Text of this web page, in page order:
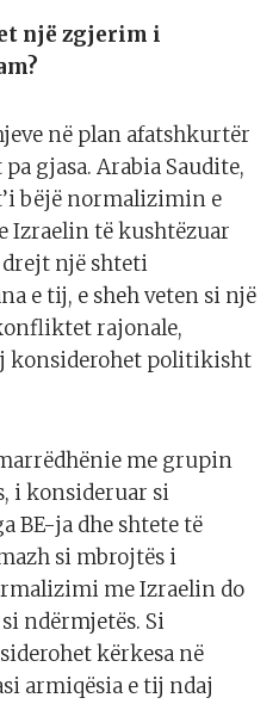
një zgjerim i
në plan afatshkurtër
gjasa. Arabia Saudite,
bëjë normalizimin e
Izraelin të kushtëzuar
një shteti
e tij, e sheh veten si një
rajonale,
konsiderohet politikisht
me grupin
i konsideruar si
BE-ja dhe shtete të
si mbrojtës i
me Izraelin do
ndërmjetës. Si
kërkesa në
armiqësia e tij ndaj